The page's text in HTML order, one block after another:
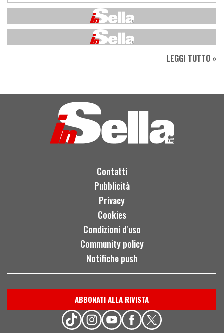
LEGGI TUTTO »
Contatti
Pubblicità
Privacy
Cookies
Condizioni d'uso
Community policy
Notifiche push
ABBONATI ALLA RIVISTA